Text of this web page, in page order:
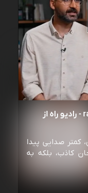
همه چیز درباره پادکست radio rah - رادیو راه از
کمتر صدایی پیدا
کاذب، بلکه به